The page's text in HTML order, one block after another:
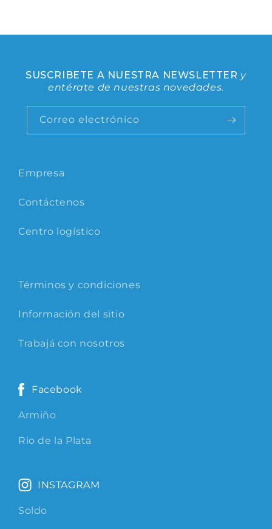
Empresa
Contáctenos
Centro logístico
Términos y condiciones
Información del sitio
Trabajá con nosotros
Facebook
Armiño
Rio de la Plata
INSTAGRAM
Soldo
SUSCRIBETE A NUESTRA NEWSLETTER y
entérate de nuestras novedades.
Correo electrónico